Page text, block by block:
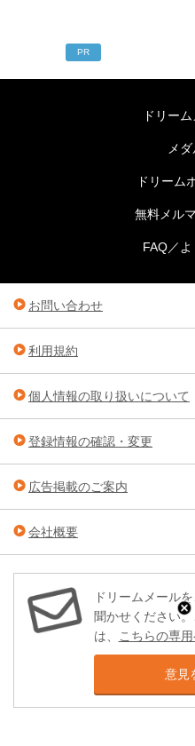
PR
ドリー
メ
ドリーム
無料メル
FAQ／
お問い合わせ
利用規約
個人情報の取り扱いについて
登録情報の確認・変更
広告掲載のご案内
会社概要
ドリームメール
聞かせください
は、 こちらの専
意見